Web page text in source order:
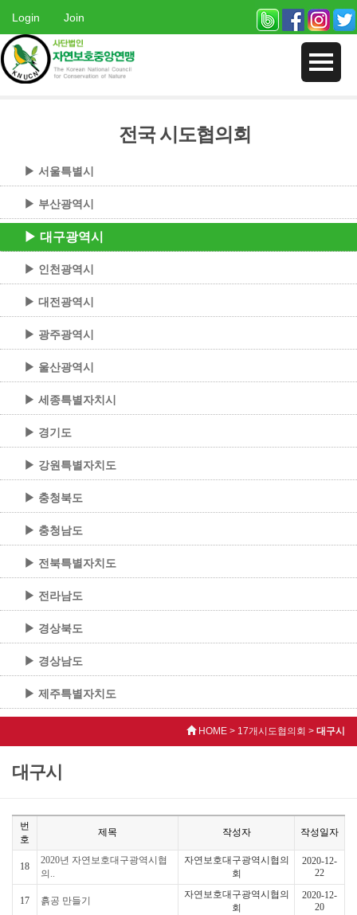
Login Join
전국 시도협의회
▶ 서울특별시
▶ 부산광역시
▶ 대구광역시
▶ 인천광역시
▶ 대전광역시
▶ 광주광역시
▶ 울산광역시
▶ 세종특별자치시
▶ 경기도
▶ 강원특별자치도
▶ 충청북도
▶ 충청남도
▶ 전북특별자치도
▶ 전라남도
▶ 경상북도
▶ 경상남도
▶ 제주특별자치도
HOME > 17개시도협의회 > 대구시
대구시
번
호
제목 작성자 작성일자
18
2020년 자연보호대구광역시협
의..
자연보호대구광역시협의
회
2020-12-
22
17 흙공 만들기
자연보호대구광역시협의
회
2020-12-
20